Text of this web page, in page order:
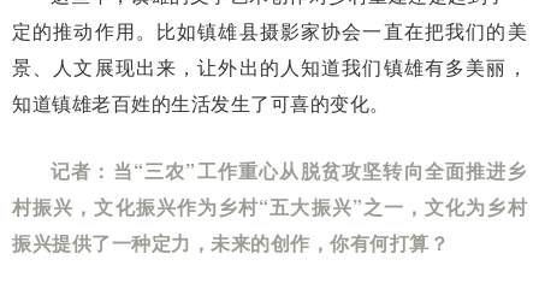
定的推动作用。比如镇雄县摄影家协会一直在把我们的美
景、人文展现出来，让外出的人知道我们镇雄有多美丽，
知道镇雄老百姓的生活发生了可喜的变化。
记者：当“三农”工作重心从脱贫攻坚转向全面推进乡
村振兴，文化振兴作为乡村“五大振兴”之一，文化为乡村
振兴提供了一种定力，未来的创作，你有何打算？